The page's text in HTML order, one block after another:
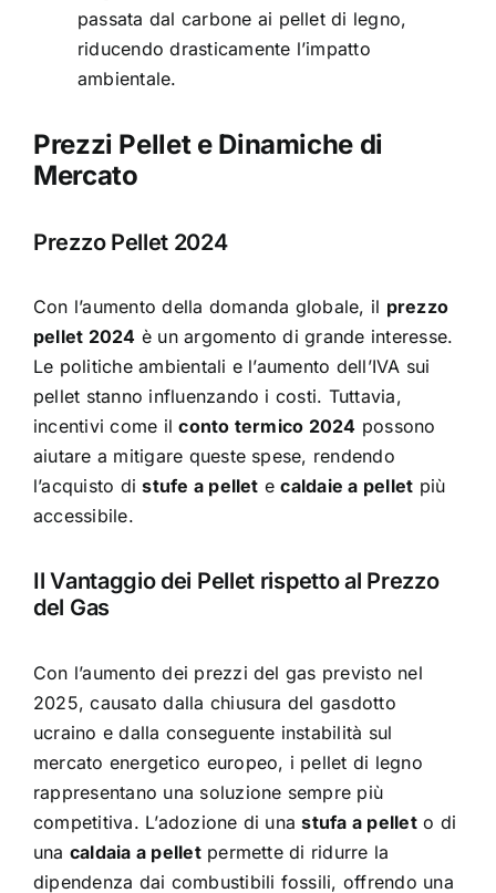
passata dal carbone ai pellet di legno,
riducendo drasticamente l’impatto
ambientale.
Prezzi Pellet e Dinamiche di
Mercato
Prezzo Pellet 2024
Con l’aumento della domanda globale, il prezzo
pellet 2024 è un argomento di grande interesse.
Le politiche ambientali e l’aumento dell’IVA sui
pellet stanno influenzando i costi. Tuttavia,
incentivi come ilconto termico 2024 possono
aiutare a mitigare queste spese, rendendo
l’acquisto distufe a pellet ecaldaie a pellet più
accessibile.
Il Vantaggio dei Pellet rispetto al Prezzo
del Gas
Con l’aumento dei prezzi del gas previsto nel
2025, causato dalla chiusura del gasdotto
ucraino e dalla conseguente instabilità sul
mercato energetico europeo, i pellet di legno
rappresentano una soluzione sempre più
competitiva. L’adozione di unastufa a pelleto di
una caldaia a pelletpermette di ridurre la
dipendenza dai combustibili fossili, offrendo una